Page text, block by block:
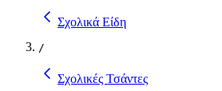
Σχολικά Είδη
/
Σχολικές Τσάντες